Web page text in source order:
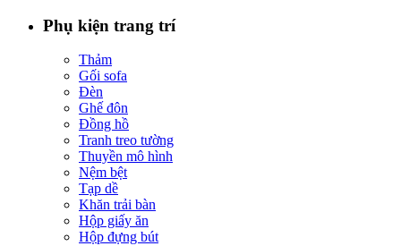
Phụ kiện trang trí
Thảm
Gối sofa
Đèn
Ghế đôn
Đồng hồ
Tranh treo tường
Thuyền mô hình
Nệm bệt
Tạp dề
Khăn trải bàn
Hộp giấy ăn
Hộp đựng bút